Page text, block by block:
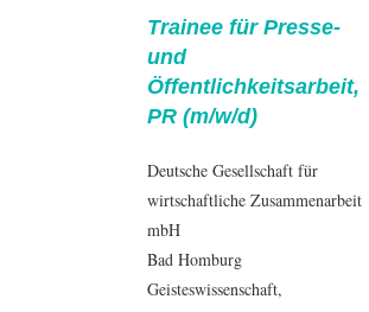
Trainee für Presse-
und
Öffentlichkeitsarbeit,
PR (m/w/d)
Deutsche Gesellschaft für
wirtschaftliche Zusammenarbeit
mbH
Bad Homburg
Geisteswissenschaft,